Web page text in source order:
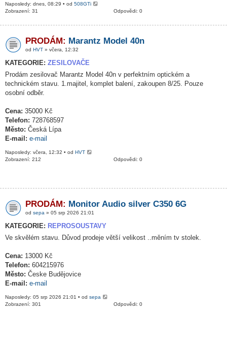
Naposledy: dnes, 08:29 • od 508GTi
Odpovědi: 0
Zobrazení: 31
PRODÁM: Marantz Model 40n
od HVT » včera, 12:32
KATEGORIE: ZESILOVAČE
Prodám zesilovač Marantz Model 40n v perfektním optickém a
technickém stavu. 1.majitel, komplet balení, zakoupen 8/25. Pouze
osobní odběr.
Cena: 35000 Kč
Telefon: 728768597
Město: Česká Lípa
E-mail: e-mail
Naposledy: včera, 12:32 • od HVT
Odpovědi: 0
Zobrazení: 212
PRODÁM: Monitor Audio silver C350 6G
od sepa » 05 srp 2026 21:01
KATEGORIE: REPROSOUSTAVY
Ve skvělém stavu. Důvod prodeje větší velikost ..měním tv stolek.
Cena: 13000 Kč
Telefon: 604215976
Město: Česke Budějovice
E-mail: e-mail
Naposledy: 05 srp 2026 21:01 • od sepa
Odpovědi: 0
Zobrazení: 301